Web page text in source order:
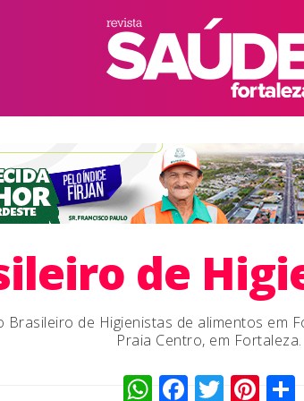
de
Brasileiro de Higienistas de alimentos em
Praia Centro, em Fortaleza.
WhatsApp
Facebook
Twitter